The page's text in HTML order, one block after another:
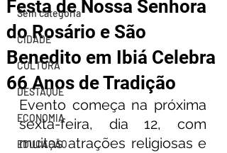
Sem categoria
CIDADE
CULTURA
DESTAQUE
ECONOMIA
EDUCAÇÃO
Festa de Nossa Senhora
do Rosário e São
Benedito em Ibiá Celebra
66 Anos de Tradição
Evento começa na próxima
sexta-feira, dia 12, com
muitas atrações religiosas e